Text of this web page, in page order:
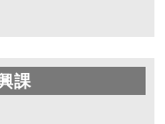
課